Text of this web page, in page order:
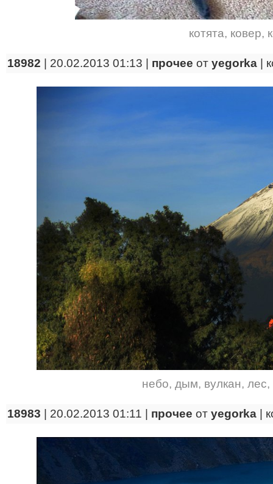
котята, ковер,
18982 | 20.02.2013 01:13 | прочее от yegorka
небо, дым, вулкан, лес,
18983 | 20.02.2013 01:11 | прочее от yegorka